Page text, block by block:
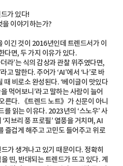
가 있다!
을 이야기하는가?
이긴 것이 2016년인데 트렌드서가 이
다면, 두 가지 이유가 있다.
라’는 식의 감상과 관찰 위주였다면,
고 말한다. 주어가 ‘AI’에서 ‘나’로 바
때 비로소 완성된다. ‘베이글이 맛있다
먹어보니’라고 말하는 사람이 늘어
른다. 《트렌드 노트》가 신문이 아니
읽는 이유다. 2023년의 ‘스노우’ 사
브리 풍 프로필’ 열풍을 거치며, AI
즐겁게 해주고 고민도 들어주고 위로
가 생겨나고 있기 때문이다. 정확히
띤, 반대되는 트렌드가 뜨고 있다. 계